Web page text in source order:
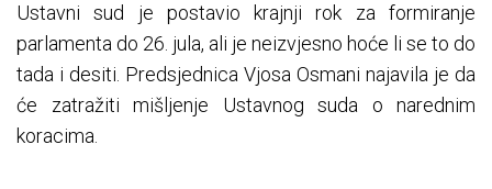
Ustavni sud je postavio krajnji rok za formiranje
parlamenta do 26. jula, ali je neizvjesno hoće li se to do
tada i desiti. Predsjednica Vjosa Osmani najavila je da
će zatražiti mišljenje Ustavnog suda o narednim
koracima.